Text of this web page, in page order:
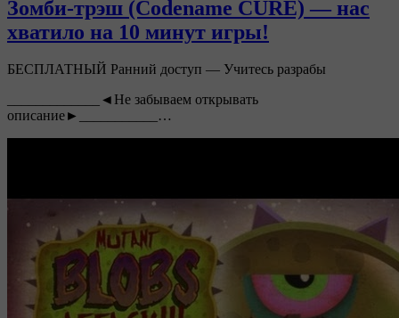
Зомби-трэш (Codename CURE) — нас
хватило на 10 минут игры!
БЕСПЛАТНЫЙ Ранний доступ — Учитесь разрабы
_____________◄Не забываем открывать
описание►___________…